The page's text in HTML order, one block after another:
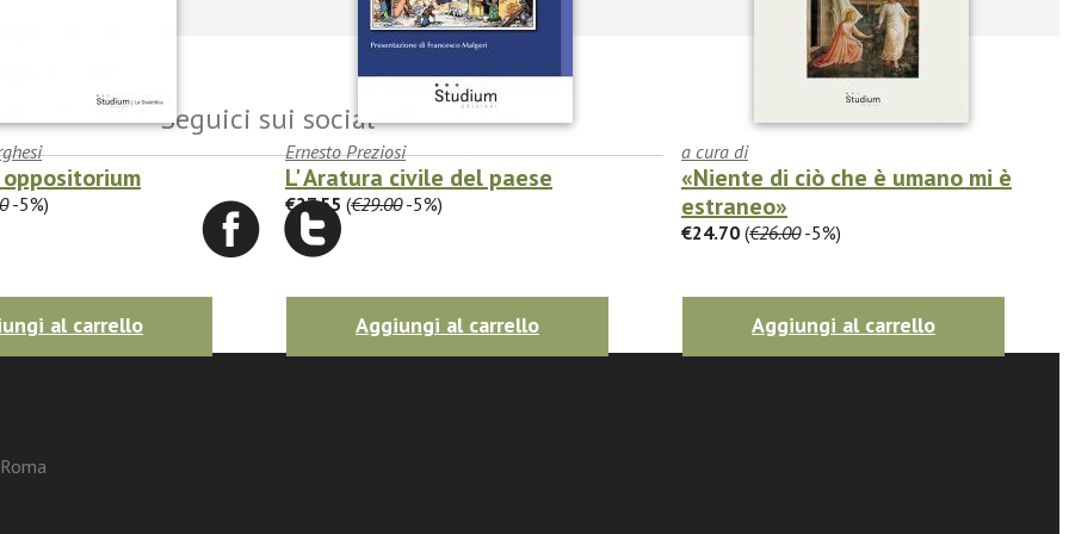
-5%)
al carrello
Ernesto Preziosi
L' Aratura civile del paese
€27.55 (€29.00-5%)
Aggiungi al carrello
a cura di
«Niente di ciò che è umano mi è
estraneo»
€24.70 (€26.00-5%)
Aggiungi al carrello
Seguici sui social